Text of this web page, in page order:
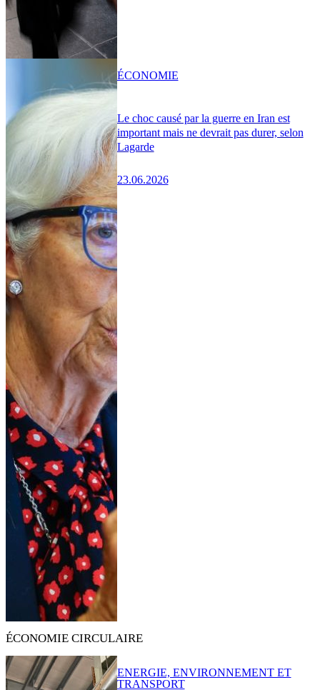
Le choc causé par la guerre en Iran est
important mais ne devrait pas durer, selon
Lagarde
23.06.2026
ÉCONOMIE
ÉCONOMIE CIRCULAIRE
ENERGIE, ENVIRONNEMENT ET
TRANSPORT